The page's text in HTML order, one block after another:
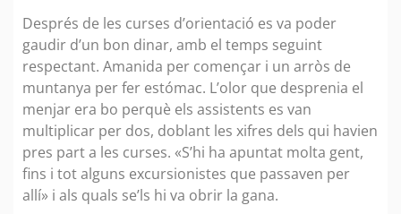
Després de les curses d’orientació es va poder
gaudir d’un bon dinar, amb el temps seguint
respectant. Amanida per començar i un arròs de
muntanya per fer estómac. L’olor que desprenia el
menjar era bo perquè els assistents es van
multiplicar per dos, doblant les xifres dels qui havien
pres part a les curses. «S’hi ha apuntat molta gent,
fins i tot alguns excursionistes que passaven per
allí» i als quals se’ls hi va obrir la gana.